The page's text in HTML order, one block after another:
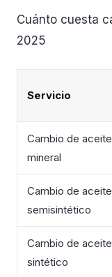
Cuánto cuesta
2025
Servicio
Cambio de aceite
mineral
Cambio de aceite
semisintético
Cambio de aceite
sintético